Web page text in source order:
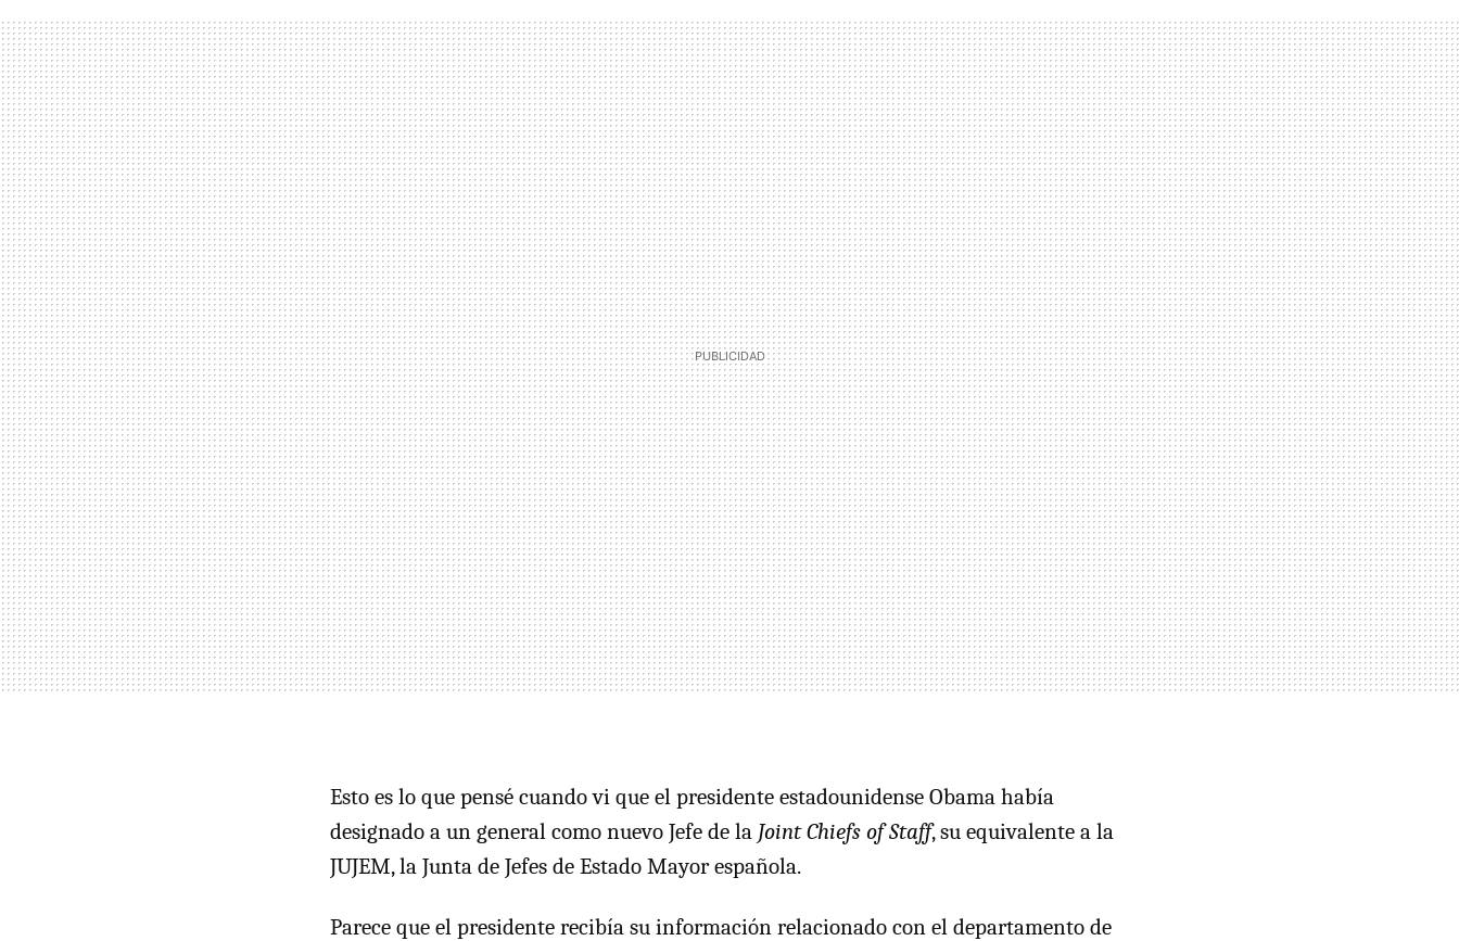
Esto es lo que pensé cuando vi que el presidente estadounidense Obama había
designado a un general como nuevo Jefe de la Joint Chiefs of Staff, su equivalente a la
JUJEM, la Junta de Jefes de Estado Mayor española.
Parece que el presidente recibía su información relacionado con el departamento de